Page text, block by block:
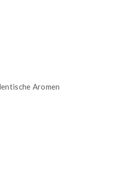
Aromen